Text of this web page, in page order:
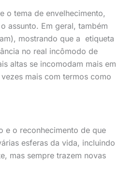
o tema de envelhecimento,
assunto. Em geral, também
mostrando que a etiqueta
no real incômodo de
altas se incomodam mais em
mais com termos como
e o reconhecimento de que
esferas da vida, incluindo
mas sempre trazem novas